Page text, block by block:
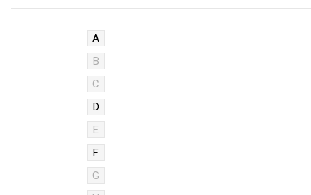
A
B
C
D
E
F
G